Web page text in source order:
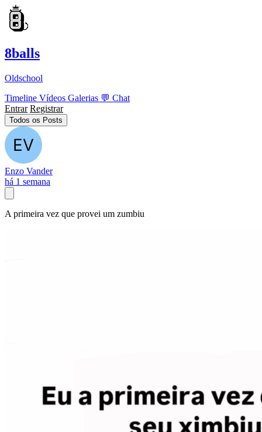
8balls
Oldschool
Timeline Vídeos Galerias 💬 Chat
Entrar Registrar
Todos os Posts
Enzo Vander
há 1 semana
A primeira vez que provei um zumbiu